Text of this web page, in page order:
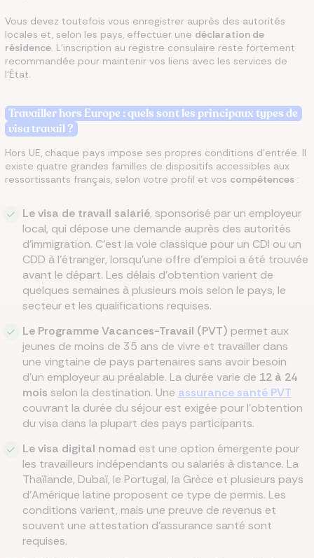
Vous devez toutefois vous enregistrer auprès des autorités
locales et, selon les pays, effectuer une déclaration de
résidence. L'inscription au registre consulaire reste fortement
recommandée pour maintenir vos liens avec les services de
l'État.
Travailler hors Europe : quels sont les principaux types de
visa travail ?
Hors UE, chaque pays impose ses propres conditions d'entrée. Il
existe quatre grandes familles de dispositifs accessibles aux
ressortissants français, selon votre profil et vos compétences :
Le visa de travail salarié, sponsorisé par un employeur
local, qui dépose une demande auprès des autorités
d'immigration. C'est la voie classique pour un CDI ou un
CDD à l'étranger, lorsqu'une offre d'emploi a été trouvée
avant le départ. Les délais d'obtention varient de
quelques semaines à plusieurs mois selon le pays, le
secteur et les qualifications requises.
Le Programme Vacances-Travail (PVT) permet aux
jeunes de moins de 35 ans de vivre et travailler dans
une vingtaine de pays partenaires sans avoir besoin
d'un employeur au préalable. La durée varie de 12 à 24
mois selon la destination. Une assurance santé PVT
couvrant la durée du séjour est exigée pour l'obtention
du visa dans la plupart des pays participants.
Le visa digital nomad est une option émergente pour
les travailleurs indépendants ou salariés à distance. La
Thaïlande, Dubaï, le Portugal, la Grèce et plusieurs pays
d'Amérique latine proposent ce type de permis. Les
conditions varient, mais une preuve de revenus et
souvent une attestation d'assurance santé sont
requises.